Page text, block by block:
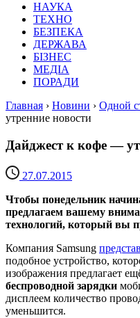
НАУКА
ТЕХНО
БЕЗПЕКА
ДЕРЖАВА
БІЗНЕС
МЕДІА
ПОРАДИ
Главная › Новини › Одной
утренние новости
Дайджест к кофе —
27.07.2015
Чтобы понедельник
предлагаем вашему
технологий, который вы
Компания Samsung
подобное устройство,
изображения предлагает
беспроводной зарядки
дисплеем количество
уменьшится.